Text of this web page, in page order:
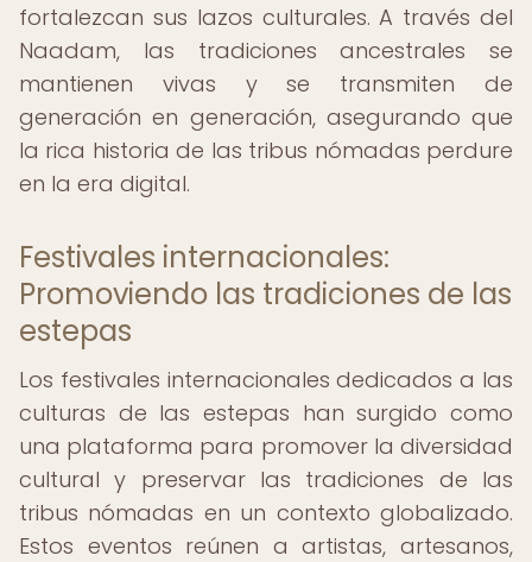
fortalezcan sus lazos culturales. A través del
Naadam, las tradiciones ancestrales se
mantienen vivas y se transmiten de
generación en generación, asegurando que
la rica historia de las tribus nómadas perdure
en la era digital.
Festivales internacionales:
Promoviendo las tradiciones de las
estepas
Los festivales internacionales dedicados a las
culturas de las estepas han surgido como
una plataforma para promover la diversidad
cultural y preservar las tradiciones de las
tribus nómadas en un contexto globalizado.
Estos eventos reúnen a artistas, artesanos,